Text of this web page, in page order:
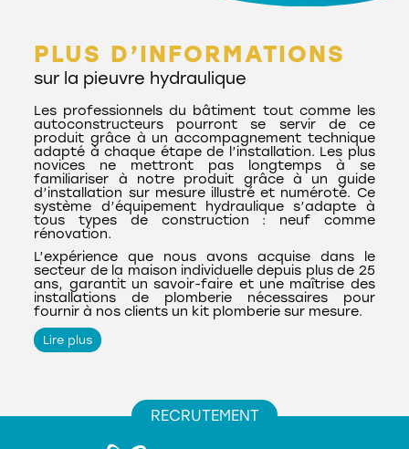
PLUS D’INFORMATIONS
sur la pieuvre hydraulique
Les professionnels du bâtiment tout comme les
autoconstructeurs pourront se servir de ce
produit grâce à un accompagnement technique
adapté à chaque étape de l’installation. Les plus
novices ne mettront pas longtemps à se
familiariser à notre produit grâce à un guide
d’installation sur mesure illustré et numéroté. Ce
système d’équipement hydraulique s’adapte à
tous types de construction : neuf comme
rénovation.
L’expérience que nous avons acquise dans le
secteur de la maison individuelle depuis plus de 25
ans, garantit un savoir-faire et une maîtrise des
installations de plomberie nécessaires pour
fournir à nos clients un kit plomberie sur mesure.
L’expérience que nous avons acquise dans le
secteur de la maison individuelle depuis plus de 25
fournir à nos clients un kit plomberie sur mesure.
Cette maîtrise se retrouve dans la confection des
pieuvres hydrauliques sur mesure.
Lire plus
RECRUTEMENT